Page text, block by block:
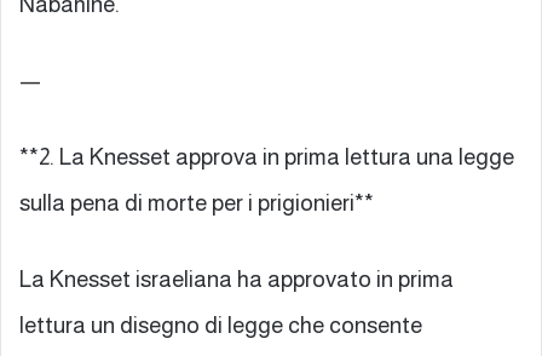
—
**2. La Knesset approva in prima lettura una legge
sulla pena di morte per i prigionieri**
La Knesset israeliana ha approvato in prima
lettura un disegno di legge che consente